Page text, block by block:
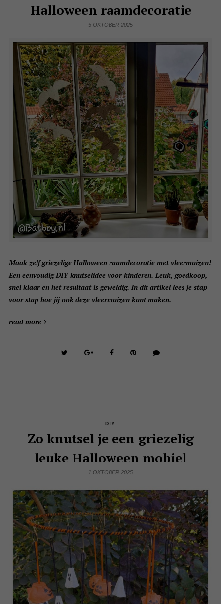
Halloween raamdecoratie
5 OKTOBER 2025
Maak zelf griezelige Halloween raamdecoratie met vleermuizen!
Een eenvoudig DIY knutselidee voor kinderen. Leuk, goedkoop,
snel klaar en het resultaat is geweldig. In dit artikel lees je stap
voor stap hoe jij ook deze vleermuizen kunt maken.
read more
DIY
Zo knutsel je een griezelig
leuke Halloween mobiel
1 OKTOBER 2025